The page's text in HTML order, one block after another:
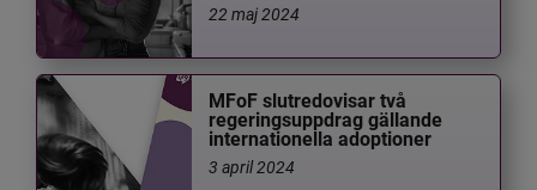
22 maj 2024
MFoF slutredovisar två
regeringsuppdrag gällande
internationella adoptioner
3 april 2024